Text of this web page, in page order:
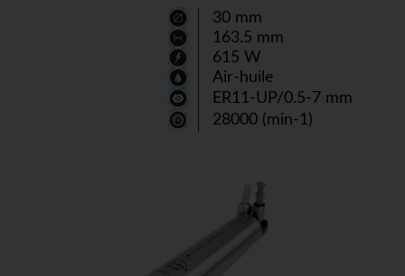
30 mm
163.5 mm
615 W
Air-huile
ER11-UP/0.5-7 mm
28000 (min-1)